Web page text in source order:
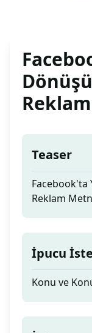
Teaser
Facebook'ta
Reklam
İpucu
Konu ve